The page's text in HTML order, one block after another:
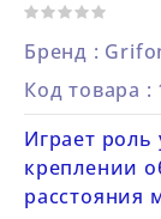
Бренд :
Код товара :
Играет
креплении
расстояния